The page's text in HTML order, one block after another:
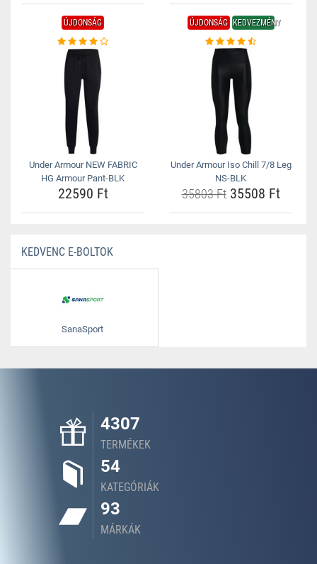
ÚJDONSÁG
Under Armour NEW FABRIC
HG Armour Pant-BLK
22590 Ft
ÚJDONSÁG KEDVEZMÉNY
Under Armour Iso Chill 7/8 Leg
NS-BLK
35803 Ft35508 Ft
KEDVENC E-BOLTOK
SanaSport
4307
TERMÉKEK
54
KATEGÓRIÁK
93
MÁRKÁK